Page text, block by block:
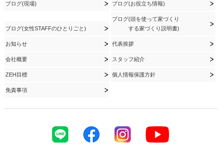
ブログ(現場) ブログ(お役立ち情報)
ブログ(女性STAFFのひとりごと)
ブログ(頭を使って家づくり
する家づくり説明書)
お知らせ 代表挨拶
会社概要 スタッフ紹介
ZEH目標 個人情報保護方針
免責事項